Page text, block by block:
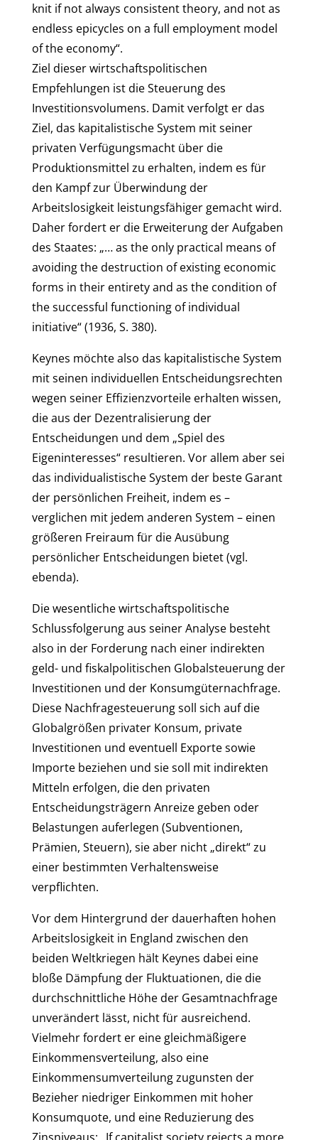
knit if not always consistent theory, and not as
endless epicycles on a full employment model
of the economy“.
Ziel dieser wirtschaftspolitischen
Empfehlungen ist die Steuerung des
Investitionsvolumens. Damit verfolgt er das
Ziel, das kapitalistische System mit seiner
privaten Verfügungsmacht über die
Produktionsmittel zu erhalten, indem es für
den Kampf zur Überwindung der
Arbeitslosigkeit leistungsfähiger gemacht wird.
Daher fordert er die Erweiterung der Aufgaben
des Staates: „… as the only practical means of
avoiding the destruction of existing economic
forms in their entirety and as the condition of
the successful functioning of individual
initiative“ (1936, S. 380).
Keynes möchte also das kapitalistische System
mit seinen individuellen Entscheidungsrechten
wegen seiner Effizienzvorteile erhalten wissen,
die aus der Dezentralisierung der
Entscheidungen und dem „Spiel des
Eigeninteresses“ resultieren. Vor allem aber sei
das individualistische System der beste Garant
der persönlichen Freiheit, indem es –
verglichen mit jedem anderen System – einen
größeren Freiraum für die Ausübung
persönlicher Entscheidungen bietet (vgl.
ebenda).
Die wesentliche wirtschaftspolitische
Schlussfolgerung aus seiner Analyse besteht
also in der Forderung nach einer indirekten
geld- und fiskalpolitischen Globalsteuerung der
Investitionen und der Konsumgüternachfrage.
Diese Nachfragesteuerung soll sich auf die
Globalgrößen privater Konsum, private
Investitionen und eventuell Exporte sowie
Importe beziehen und sie soll mit indirekten
Mitteln erfolgen, die den privaten
Entscheidungsträgern Anreize geben oder
Belastungen auferlegen (Subventionen,
Prämien, Steuern), sie aber nicht „direkt“ zu
einer bestimmten Verhaltensweise
verpflichten.
Vor dem Hintergrund der dauerhaften hohen
Arbeitslosigkeit in England zwischen den
beiden Weltkriegen hält Keynes dabei eine
bloße Dämpfung der Fluktuationen, die die
durchschnittliche Höhe der Gesamtnachfrage
unverändert lässt, nicht für ausreichend.
Vielmehr fordert er eine gleichmäßigere
Einkommensverteilung, also eine
Einkommensumverteilung zugunsten der
Bezieher niedriger Einkommen mit hoher
Konsumquote, und eine Reduzierung des